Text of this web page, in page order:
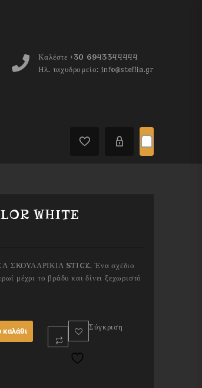
Καλέστε +30 6943344444
Ηλ. ταχυδρομείο: info@stellia.gr
WHITE
STICK. Ένα σχέδιο
μέχρι το βράδυ και δίνει ξεχωριστό
καλάθι Σύγκριση